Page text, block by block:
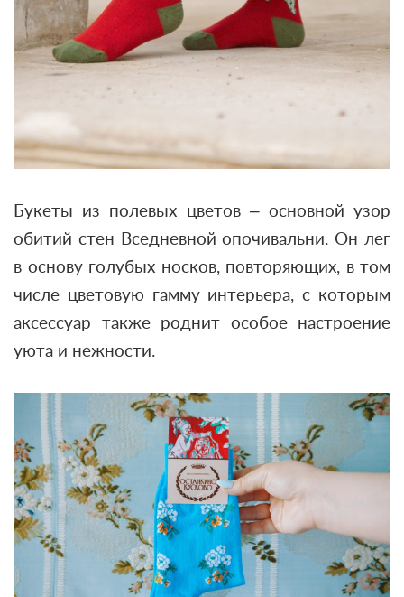
Букеты из полевых цветов – основной узор
обитий стен Вседневной опочивальни. Он лег
в основу голубых носков, повторяющих, в том
числе цветовую гамму интерьера, с которым
аксессуар также роднит особое настроение
уюта и нежности.